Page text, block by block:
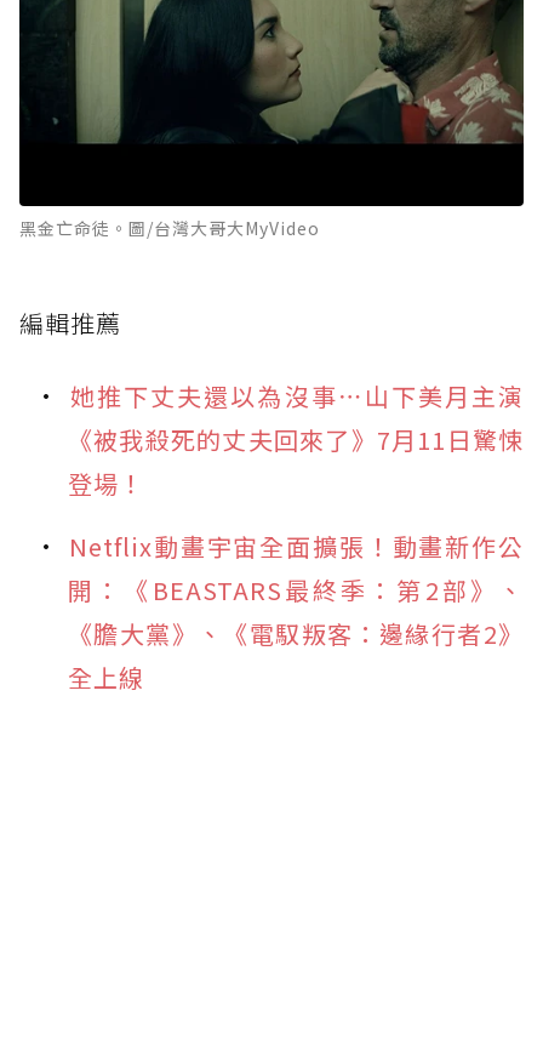
黑金亡命徒。圖/台灣大哥大MyVideo
編輯推薦
她推下丈夫還以為沒事⋯山下美月主演
《被我殺死的丈夫回來了》7月11日驚悚
登場！
Netflix動畫宇宙全面擴張！動畫新作公
開：《BEASTARS最終季：第2部》、
《膽大黨》、《電馭叛客：邊緣行者2》
全上線